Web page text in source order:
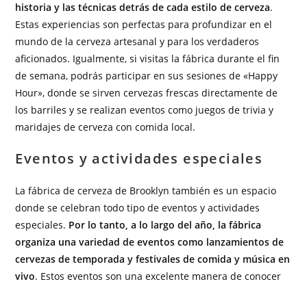
historia y las técnicas detrás de cada estilo de cerveza.
Estas experiencias son perfectas para profundizar en el
mundo de la cerveza artesanal y para los verdaderos
aficionados. Igualmente, si visitas la fábrica durante el fin
de semana, podrás participar en sus sesiones de «Happy
Hour», donde se sirven cervezas frescas directamente de
los barriles y se realizan eventos como juegos de trivia y
maridajes de cerveza con comida local.
Eventos y actividades especiales
La fábrica de cerveza de Brooklyn también es un espacio
donde se celebran todo tipo de eventos y actividades
especiales. Por lo tanto, a lo largo del año, la fábrica
organiza una variedad de eventos como lanzamientos de
cervezas de temporada y festivales de comida y música en
vivo. Estos eventos son una excelente manera de conocer